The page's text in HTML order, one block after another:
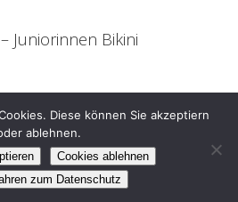
Juniorinnen Bikini
Datenschutz
Diese können Sie akzeptiern
ablehnen.
Cookies ablehnen
zum Datenschutz